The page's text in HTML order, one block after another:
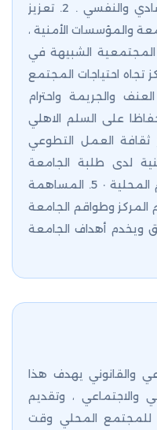
تحقيق الامن الاجتماعي والاقتصادي والنفسي . 2. تعزيز
والمؤسسات الأمنية ،
المجتمعية الشبيهة في
تجاه احتياجات المجتمع
العنف والجريمة واحترام
على السلم الاهلي
4. تعزيز ثقافة العمل التطوعي
لدى طلبة الجامعة
والعاملين فيها نحو مجتمعاتهم المحلية · 5. المساهمة
المركز وطواقم الجامعة
ويخدم أهداف الجامعة
والقانوني يهدف هذا
والاجتماعي ، وتقديم
للمجتمع المحلي وقت